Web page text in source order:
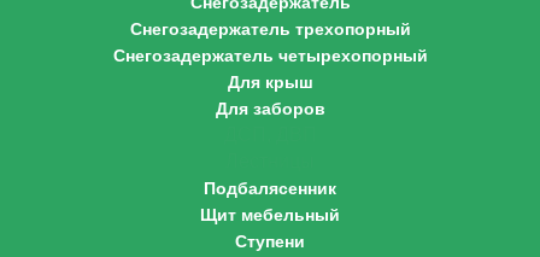
Снегозадержатель трехопорный
Снегозадержатель четырехопорный
Для крыш
Для заборов
Подбалясенник
Щит мебельный
Ступени